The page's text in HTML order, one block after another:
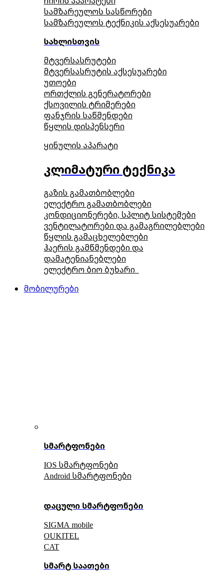
სამზარეულოს სასწორები
სამზარეულოს ტექნიკის აქსესუარები
სახლისთვის
მტვერსასრუტები
მტვერსასრუტის აქსესუარები
უთოები
ორთქლის გენერატორები
ქსოვილის ტრიმერები
ფანჯრის საწმენდები
წყლის დისპენსერი
ყინულის აპარატი
კლიმატური ტექნიკა
გაზის გამათბობლები
ელექტრო გამათბობლები
კონდიციონერები, სპლიტ სისტემები
ვენტილატორები და გამაგრილებლები
წყლის გამაცხელებლები
ჰაერის გამწმენდები და
დამატენიანებლები
ელექტრო ბიო ბუხარი
მობილურები
სმარტფონები
IOS სმარტფონები
Android სმარტფონები
დაცული სმარტფონები
SIGMA mobile
OUKITEL
CAT
სმარტ საათები